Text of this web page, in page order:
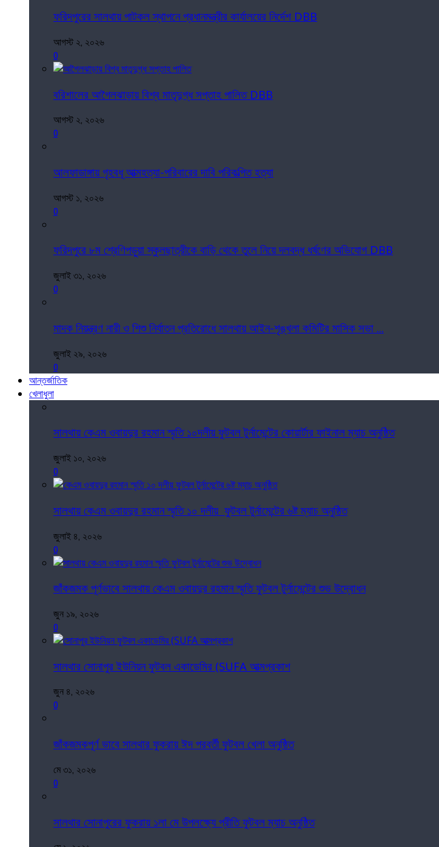
ফরিদপুরের সালথায় পাটকল স্থাপনে প্রধানমন্ত্রীর কার্যালয়ের নির্দেশ DBB
আগস্ট ২, ২০২৬
0
বরিশালের আগৈলঝাড়ায় বিশ্ব মাতৃদুগ্ধ সপ্তাহ পালিত DBB
আগস্ট ২, ২০২৬
0
আলফাডাঙ্গায় গৃহবধূ আত্মহত্যা-পরিবারের দাবি পরিকল্পিত হত্যা
আগস্ট ১, ২০২৬
0
ফরিদপুরে ৮ম শ্রেণিপড়ুয়া স্কুলছাত্রীকে বাড়ি থেকে তুলে নিয়ে দলবদ্ধ ধর্ষণের অভিযোগ DBB
জুলাই ৩১, ২০২৬
0
মাদক নিয়ন্ত্রণ নারী ও শিশু নির্যাতন প্রতিরোধে সালথায় আইন-শৃঙ্খলা কমিটির মাসিক সভা ...
জুলাই ২৯, ২০২৬
0
আন্তর্জাতিক
খেলাধুলা
সালথায় কেএম ওবায়দুর রহমান স্মৃতি ১০দলীয় ফুটবল টুর্নামেন্টের কোয়ার্টার ফাইনাল ম্যাচ অনুষ্ঠিত
জুলাই ১০, ২০২৬
0
সালথায় কেএম ওবায়দুর রহমান স্মৃতি ১০ দলীয় ফুটবল টুর্নামেন্টের ৬ষ্ট ম্যাচ অনুষ্ঠিত
জুলাই ৪, ২০২৬
0
জাঁকজমক পূর্ণভাবে সালথায় কেএম ওবায়দুর রহমান স্মৃতি ফুটবল টুর্নামেন্টের শুভ উদ্বোধন
জুন ১৯, ২০২৬
0
সালথার সোনাপুর ইউনিয়ন ফুটবল একাডেমির (SUFA আত্মপ্রকাশ
জুন ৪, ২০২৬
0
জাঁকজমকপূর্ণ ভাবে সালথার ফুকরায় ঈদ পরবর্তী ফুটবল খেলা অনুষ্ঠিত
মে ৩১, ২০২৬
0
সালথার সোনাপুরের ফুকরায় ১লা মে উপলক্ষ্যে প্রীতি ফুটবল ম্যাচ অনুষ্ঠিত